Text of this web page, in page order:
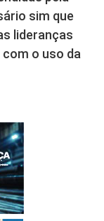
sim que
lideranças
o uso da